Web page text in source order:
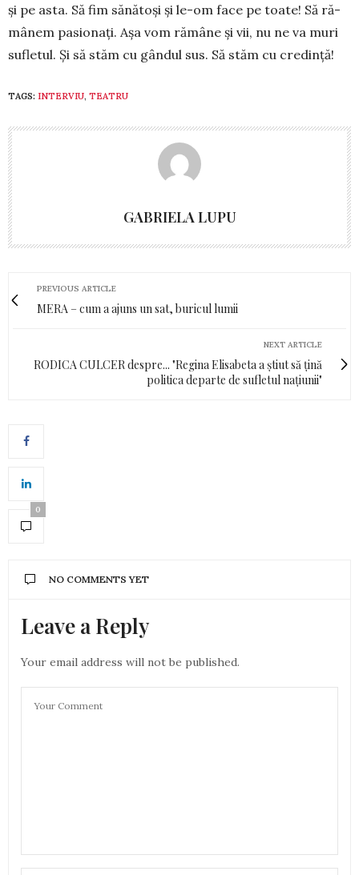
și pe as­ta. Să fim să­nătoși și le-om fa­ce pe toate! Să ră­
mâ­nem pasio­nați. Așa vom ră­mâne și vii, nu ne va mu­ri
su­fle­tul. Și să stăm cu gândul sus. Să stăm cu cre­­dință!
TAGS: INTERVIU, TEATRU
GABRIELA LUPU
PREVIOUS ARTICLE
MERA – cum a ajuns un sat, buricul lumii
NEXT ARTICLE
RODICA CULCER despre... "Regina Elisabeta a știut să țină
politica departe de sufletul națiunii"
0
NO COMMENTS YET
Leave a Reply
Your email address will not be published.